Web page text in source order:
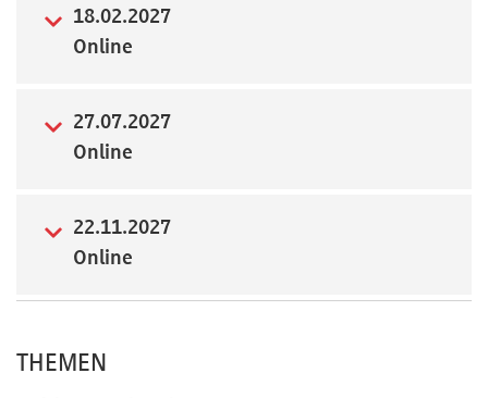
18.02.2027
Online
27.07.2027
Online
22.11.2027
Online
THEMEN